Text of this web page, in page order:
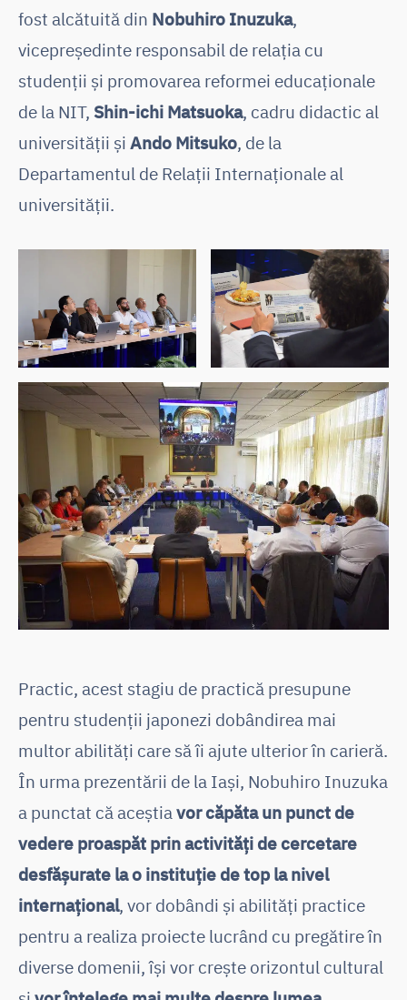
fost alcătuită din Nobuhiro Inuzuka,
vicepreședinte responsabil de relația cu
studenții și promovarea reformei educaționale
de la NIT, Shin-ichi Matsuoka, cadru didactic al
universității și Ando Mitsuko, de la
Departamentul de Relații Internaționale al
universității.
Practic, acest stagiu de practică presupune
pentru studenții japonezi dobândirea mai
multor abilități care să îi ajute ulterior în carieră.
În urma prezentării de la Iași, Nobuhiro Inuzuka
a punctat că aceștiavor căpăta un punct de
vedere proaspăt prin activități de cercetare
desfășurate la o instituție de top la nivel
internațional, vor dobândi și abilități practice
pentru a realiza proiecte lucrând cu pregătire în
diverse domenii, își vor crește orizontul cultural